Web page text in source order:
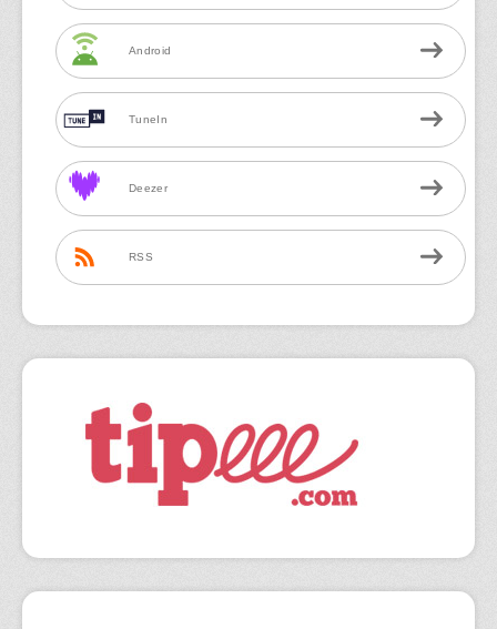
Android
TuneIn
Deezer
RSS